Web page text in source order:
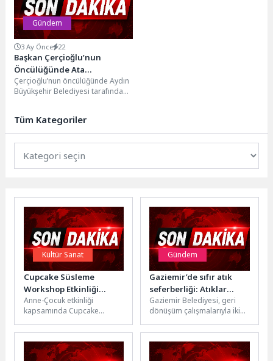
Gündem
3 Ay Önce 22
Başkan Çerçioğlu’nun
Öncülüğünde Ata
Tohumlarından Üretilen
Fideler Vatandaşlarla
Çerçioğlu’nun öncülüğünde Aydın
Büyükşehir Belediyesi tarafından
yürütülen...
Tüm Kategoriler
Kültür Sanat
Cupcake Süsleme
Workshop Etkinliği
Düzenlendi
Anne-Çocuk etkinliği
kapsamında Cupcake
düzenlendi. Nevşehir Kültür,
Sanat ve Sosyal İşler
Müdürlüğü...
Gündem
Gaziemir’de sıfır atık
seferberliği: Atıklar
ayrışıyor, doğa kazanıyor
Gaziemir Belediyesi, geri
dönüşüm çalışmalarıyla iki
ton tekstil, 755...